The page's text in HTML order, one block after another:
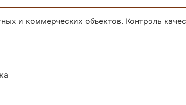
и коммерческих объектов. Контроль